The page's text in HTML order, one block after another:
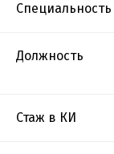
Специальность
Должность
Стаж в КИ